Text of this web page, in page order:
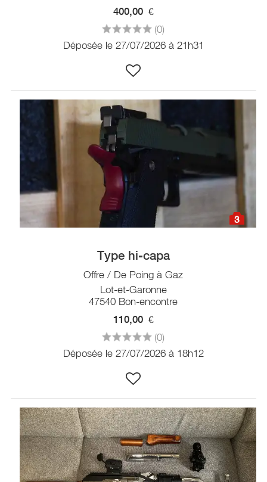
400,00 €
(0)
Déposée le 27/07/2026 à 21h31
3
Type hi-capa
Offre / De Poing à Gaz
Lot-et-Garonne
47540 Bon-encontre
110,00 €
(0)
Déposée le 27/07/2026 à 18h12